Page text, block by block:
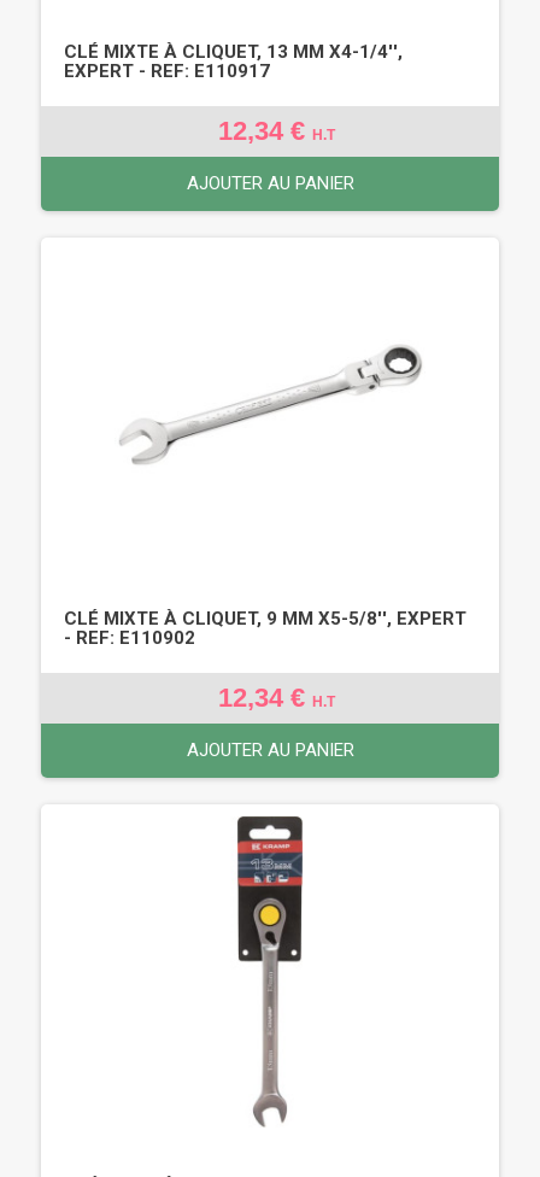
CLÉ MIXTE À CLIQUET, 13 MM X4-1/4'',
EXPERT - REF: E110917
12,34 € H.T
AJOUTER AU PANIER
CLÉ MIXTE À CLIQUET, 9 MM X5-5/8'', EXPERT
- REF: E110902
12,34 € H.T
AJOUTER AU PANIER